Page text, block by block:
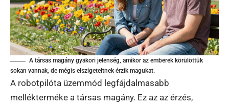
A társas magány gyakori jelenség, amikor az emberek körülöttük
sokan vannak, de mégis elszigeteltnek érzik magukat.
A robotpilóta üzemmód legfájdalmasabb
mellékterméke a társas magány. Ez az az érzés,